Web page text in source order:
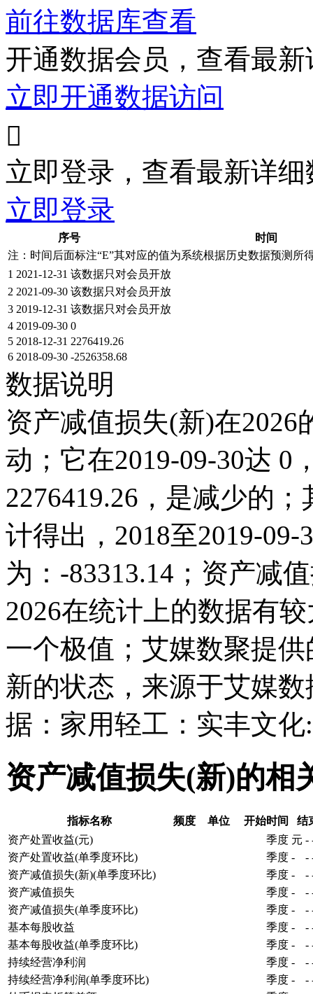
前往数据库查看
开通数据会员，查看最
立即开通数据访问

立即登录，查看最新详细
立即登录
序号
时间
注：时间后面标注“E”其对应的值为系统根据历史数据预测所
1 2021-12-31 该数据只对会员开放
2 2021-09-30 该数据只对会员开放
3 2019-12-31 该数据只对会员开放
4 2019-09-30 0
5 2018-12-31 2276419.26
6 2018-09-30 -2526358.68
数据说明
资产减值损失(新)在2026
动；它在2019-09-30达 0
2276419.26，是减少的
计得出，2018至2019-09-
为：-83313.14；资产减
2026在统计上的数据有
一个极值；艾媒数聚提
新的状态，来源于艾媒
据：家用轻工：实丰文
资产减值损失(新)的相
指标名称 频度 单位 开始时间
结
资产处置收益(元)
季度 元 -
资产处置收益(单季度环比)
季度 - -
资产减值损失(新)(单季度环比)
季度 - -
资产减值损失
季度 - -
资产减值损失(单季度环比)
季度 - -
基本每股收益
季度 - -
基本每股收益(单季度环比)
季度 - -
持续经营净利润
季度 - -
持续经营净利润(单季度环比)
季度 - -